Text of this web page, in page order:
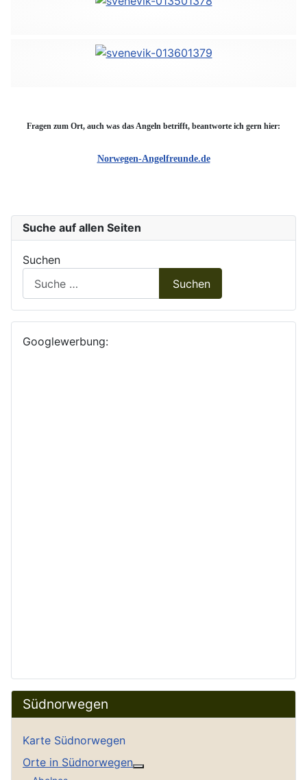
Südnorwegen
Karte Südnorwegen
Orte in Südnorwegen
Fragen zum Ort, auch was das Angeln betrifft, beantworte ich gern hier:
Norwegen-Angelfreunde.de
Suche auf allen Seiten
Suchen
Suchen
Googlewerbung: